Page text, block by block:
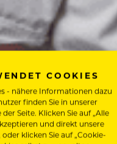
neuer
COOKIES
- nähere Informationen dazu
finden Sie in unserer
Seite. Klicken Sie auf „Alle
und direkt unsere
klicken Sie auf „Cookie-